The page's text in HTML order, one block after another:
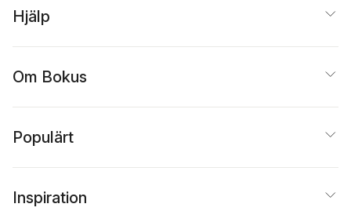
Hjälp
Om Bokus
Populärt
Inspiration